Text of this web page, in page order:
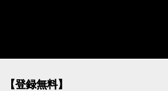
【登録無料】